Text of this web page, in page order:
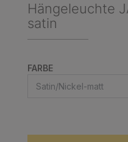
Hängeleuchte
satin
FARBEAUSWÄHLEN